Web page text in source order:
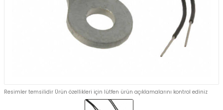
Resimler temsilidir Ürün özellikleri için lütfen ürün açıklamalarını kontrol ediniz